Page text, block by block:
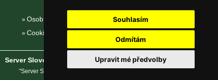
Souhlasím
Odmítám
Upravit mé předvolby
Osobní údaje
Cookies
Server Slovenské hory ® - Copyright © 2002-2026eProgress s.r.o.
"Server Slovenské hory" je registrovaná obchodní známka společnosti